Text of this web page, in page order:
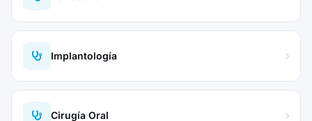
Implantología
Cirugía Oral